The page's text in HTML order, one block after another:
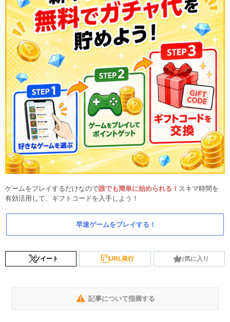
ゲームをプレイするだけなので誰でも簡単に始められる！ スキマ時間を
有効活用して、ギフトコードを入手しよう！
早速ゲームをプレイする！
ツイート URL発行 お気に入り
記事について指摘する